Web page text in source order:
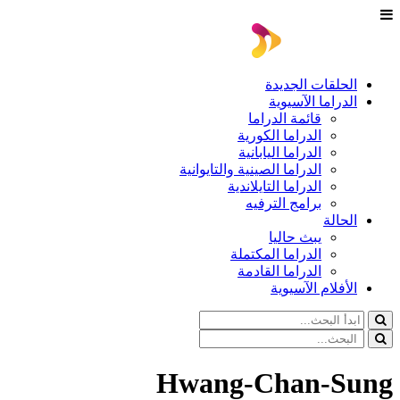
الحلقات الجديدة
الدراما الآسيوية
قائمة الدراما
الدراما الكورية
الدراما اليابانية
الدراما الصينية والتايوانية
الدراما التايلاندية
برامج الترفيه
الحالة
يبث حاليا
الدراما المكتملة
الدراما القادمة
الأفلام الآسيوية
Hwang-Chan-Sung